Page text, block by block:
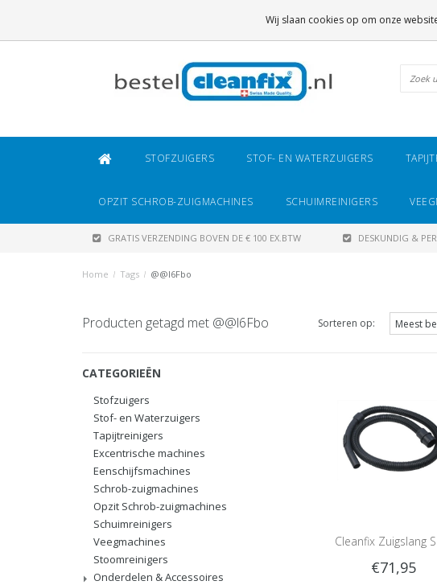
STOFZUIGERS STOF- EN WATERZUIGERS
OPZIT SCHROB-ZUIGMACHINES SCHUIMREINIGERS
GRATIS VERZENDING BOVEN DE € 100 EX.BTW DESKUNDIG &
Home / Tags / @@l6Fbo
Producten getagd met @@l6Fbo Sorteren op:
CATEGORIEËN
Stofzuigers
Stof- en Waterzuigers
Tapijtreinigers
Excentrische machines
Eenschijfsmachines
Schrob-zuigmachines
Opzit Schrob-zuigmachines
Schuimreinigers
Veegmachines
Stoomreinigers
Onderdelen & Accessoires
Cleanfix Zuigslang
€71,95
Wij slaan cookies op om onze